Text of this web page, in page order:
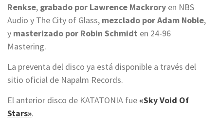
Renkse, grabado por Lawrence Mackrory en NBS
Audio y The City of Glass, mezclado por Adam Noble,
y masterizado por Robin Schmidt en 24-96
Mastering.
La preventa del disco ya está disponible a través del
sitio oficial de Napalm Records.
El anterior disco de KATATONIA fue «Sky Void Of
Stars».